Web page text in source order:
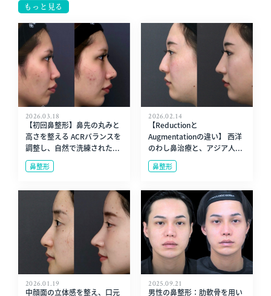
もっと見る
2026.03.18
【初回鼻整形】鼻先の丸みと
高さを整える ACRバランスを
調整し、自然で洗練された...
鼻整形
2026.02.14
【Reductionと
Augmentationの違い】 西洋
のわし鼻治療と、アジア人...
鼻整形
2026.01.19
中顔面の立体感を整え、口元
2025.09.21
男性の鼻整形：肋軟骨を用い